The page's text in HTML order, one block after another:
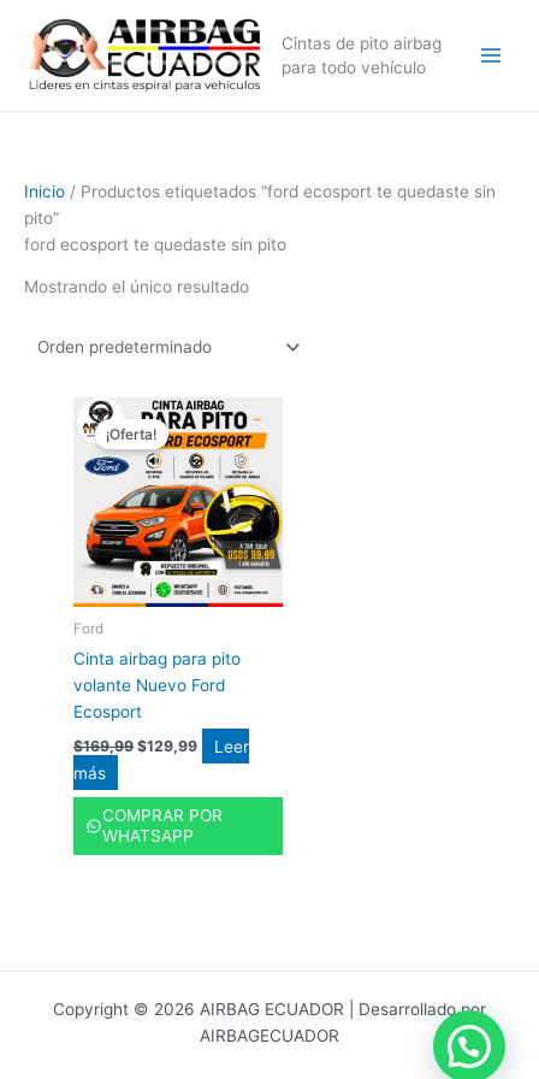
contenido
Cintas de pito airbag
para todo vehículo
Inicio / Productos etiquetados “ford ecosport te quedaste sin
pito”
ford ecosport te quedaste sin pito
Mostrando el único resultado
¡Oferta!
Ford
Cinta airbag para pito
volante Nuevo Ford
Ecosport
$169,99
precio
original
era:
$169,99.
$129,99
El
precio
actual
es:
$129,99.
Leer
más
COMPRAR POR
WHATSAPP
Copyright © 2026 AIRBAG ECUADOR | Desarrollado por
AIRBAGECUADOR